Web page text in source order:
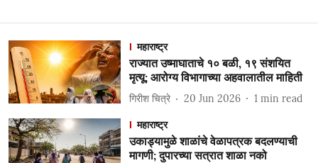
महाराष्ट्र
राज्यात उष्माघाताचे १० बळी, १९ संशयित
मृत्यू; आरोग्य विभागाच्या अहवालातील माहिती
गिरीश चित्रे 20 Jun 2026 1 min read
महाराष्ट्र
उकाड्यामुळे शाळांचे वेळापत्रक बदलण्याची
मागणी; दुपारच्या सत्रात शाळा नको